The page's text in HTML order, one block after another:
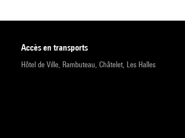
accès en transports
Hôtel de Ville, Rambuteau, Châtelet, Les Halles